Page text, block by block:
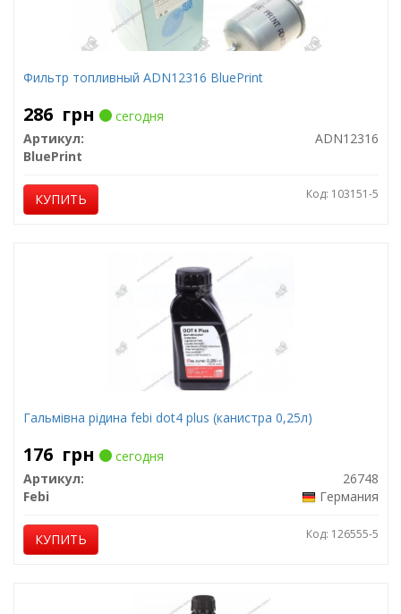
Фильтр топливный ADN12316 BluePrint
286 грн
сегодня
Артикул:
ADN12316
BluePrint
КУПИТЬ Код: 103151-5
Гальмівна рідина febi dot4 plus (канистра 0,25л)
176 грн
сегодня
Артикул:
26748
Febi
Германия
КУПИТЬ Код: 126555-5